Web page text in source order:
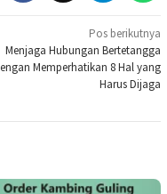
Pos berikutnya
Menjaga Hubungan Bertetangga
Memperhatikan 8 Hal yang
Harus Dijaga